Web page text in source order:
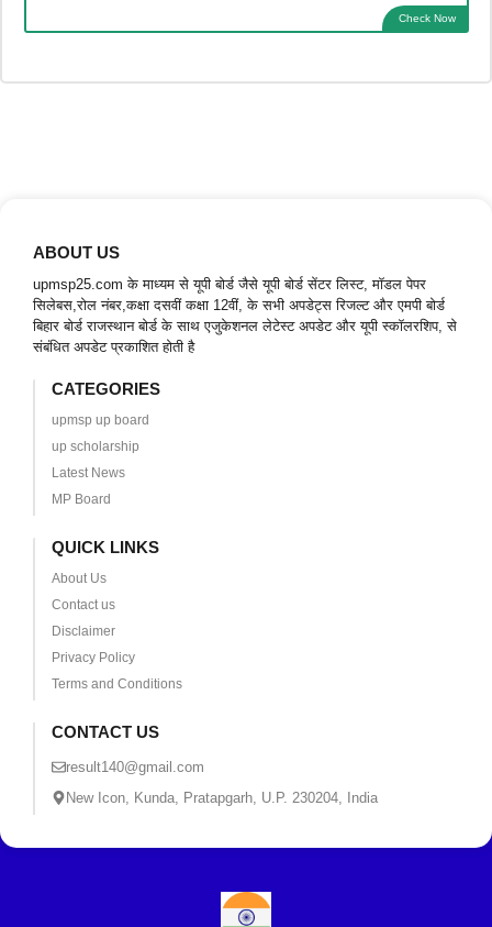
Check Now
ABOUT US
upmsp25.com के माध्यम से यूपी बोर्ड जैसे यूपी बोर्ड सेंटर लिस्ट, मॉडल पेपर
सिलेबस,रोल नंबर,कक्षा दसवीं कक्षा 12वीं, के सभी अपडेट्स रिजल्ट और एमपी बोर्ड
बिहार बोर्ड राजस्थान बोर्ड के साथ एजुकेशनल लेटेस्ट अपडेट और यूपी स्कॉलरशिप, से
संबंधित अपडेट प्रकाशित होती है
CATEGORIES
upmsp up board
up scholarship
Latest News
MP Board
QUICK LINKS
About Us
Contact us
Disclaimer
Privacy Policy
Terms and Conditions
CONTACT US
result140@gmail.com
New Icon, Kunda, Pratapgarh, U.P. 230204, India